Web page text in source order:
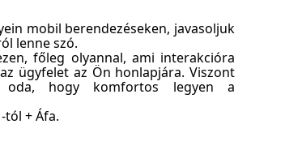
mobil berendezéseken, javasoljuk
lenne szó.
főleg olyannal, ami interakcióra
ügyfelet az Ön honlapjára. Viszont
oda, hogy komfortos legyen a
tól + Áfa.